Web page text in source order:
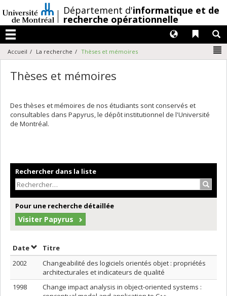
au
contenu
/Département d'informatique et de
recherche opérationnelle
Menu
Liens
Langues
Accueil La recherche Thèses et mémoires
Thèses et mémoires
Des thèses et mémoires de nos étudiants sont conservés et
consultables dans Papyrus, le dépôt institutionnel de l'Université
de Montréal.
Rechercher dans la liste
Pour une recherche détaillée
Visiter Papyrus
DateTrier par date en ordre croissant
Titre
2002
Changeabilité des logiciels orientés objet : propriétés
architecturales et indicateurs de qualité
1998
Change impact analysis in object-oriented systems :